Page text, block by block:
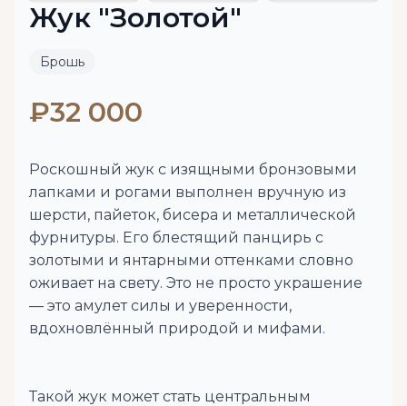
Жук "Золотой"
Брошь
₽32 000
Роскошный жук с изящными бронзовыми
лапками и рогами выполнен вручную из
шерсти, пайеток, бисера и металлической
фурнитуры. Его блестящий панцирь с
золотыми и янтарными оттенками словно
оживает на свету. Это не просто украшение
— это амулет силы и уверенности,
вдохновлённый природой и мифами.
Такой жук может стать центральным